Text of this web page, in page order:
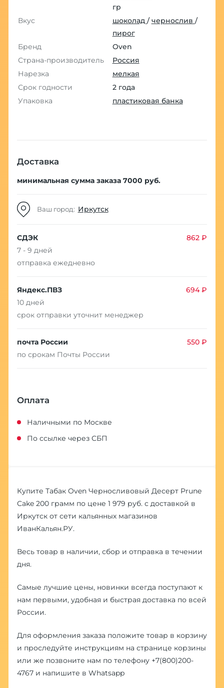
гр
Вкус
шоколад / чернослив /
пирог
Бренд
Oven
Страна-производитель
Россия
Нарезка
мелкая
Срок годности
2 года
Упаковка
пластиковая банка
Доставка
минимальная сумма заказа 7000 руб.
Ваш город: Иркутск
СДЭК
862 ₽
7 - 9 дней
отправка ежедневно
Яндекс.ПВЗ
694 ₽
10 дней
срок отправки уточнит менеджер
почта России
550 ₽
по срокам Почты России
Оплата
Наличными по Москве
По ссылке через СБП
Купите Табак Oven Черносливовый Десерт Prune
Cake 200 грамм по цене 1 979 руб. с доставкой в
Иркутск от сети кальянных магазинов
ИванКальян.РУ.
Весь товар в наличии, сбор и отправка в течении
дня.
Самые лучшие цены, новинки всегда поступают к
нам первыми, удобная и быстрая доставка по всей
России.
Для оформления заказа положите товар в корзину
и проследуйте инструкциям на странице корзины
или же позвоните нам по телефону +7(800)200-
4767и напишите в Whatsapp